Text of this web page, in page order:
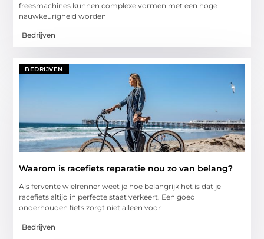
freesmachines kunnen complexe vormen met een hoge
nauwkeurigheid worden
Bedrijven
BEDRIJVEN
Waarom is racefiets reparatie nou zo van belang?
Als fervente wielrenner weet je hoe belangrijk het is dat je
racefiets altijd in perfecte staat verkeert. Een goed
onderhouden fiets zorgt niet alleen voor
Bedrijven